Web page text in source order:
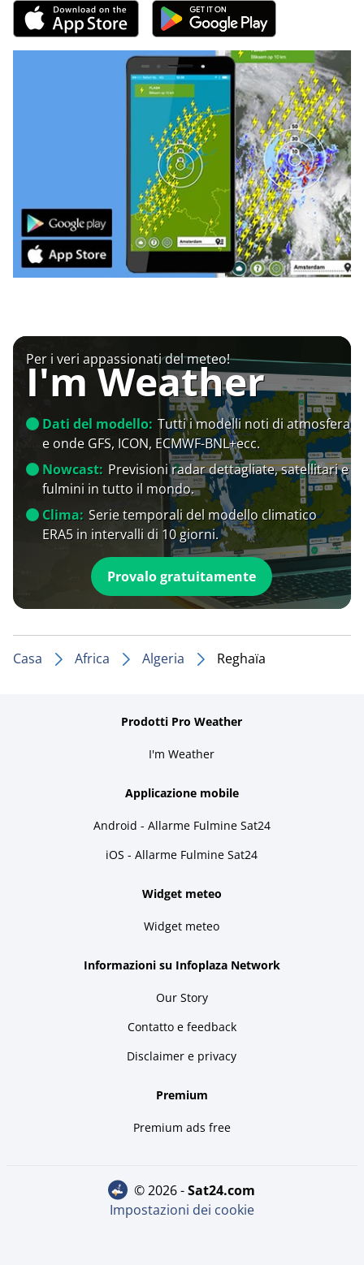
Per i veri appassionati del meteo!
I'm Weather
Dati del modello: Tutti i modelli noti di atmosfera
e onde GFS, ICON, ECMWF-BNL+ecc.
Nowcast: Previsioni radar dettagliate, satellitari e
fulmini in tutto il mondo.
Clima: Serie temporali del modello climatico
ERA5 in intervalli di 10 giorni.
Provalo gratuitamente
Casa Africa Algeria Reghaïa
Prodotti Pro Weather
I'm Weather
Applicazione mobile
Android - Allarme Fulmine Sat24
iOS - Allarme Fulmine Sat24
Widget meteo
Widget meteo
Informazioni su Infoplaza Network
Our Story
Contatto e feedback
Disclaimer e privacy
Premium
Premium ads free
© 2026 - sat24.com
Impostazioni dei cookie